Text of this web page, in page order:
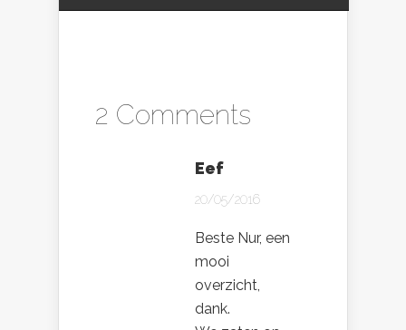
2 Comments
Eef
20/05/2016
Beste Nur, een
mooi
overzicht,
dank.